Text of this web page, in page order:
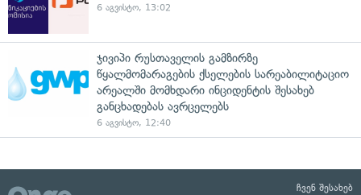
6 აგვისტო, 13:02
ჯივიპი რუსთაველის გამზირზე
წყალმომარაგების ქსელების სარეაბილიტაციო
არეალში მომხდარი ინციდენტის შესახებ
განცხადებას ავრცელებს
6 აგვისტო, 12:40
ჩვენ შესახებ